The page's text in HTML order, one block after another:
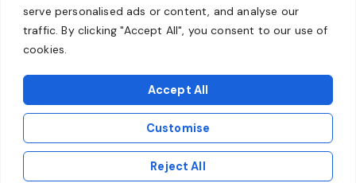
serve personalised ads or content, and analyse our
traffic. By clicking "Accept All", you consent to our use of
cookies.
Customise
Reject All
Accept All
Biuro
Al. Jerozolimskie 94, Warszawa, 00-807
biuro@omegacode.pl
© Omega Code Sp. z o.o.